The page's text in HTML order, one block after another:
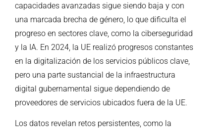
capacidades avanzadas sigue siendo baja y con
una marcada brecha de género, lo que dificulta el
progreso en sectores clave, como la ciberseguridad
y la IA. En 2024, la UE realizó progresos constantes
en la digitalización de los servicios públicos clave,
pero una parte sustancial de la infraestructura
digital gubernamental sigue dependiendo de
proveedores de servicios ubicados fuera de la UE.
Los datos revelan retos persistentes, como la